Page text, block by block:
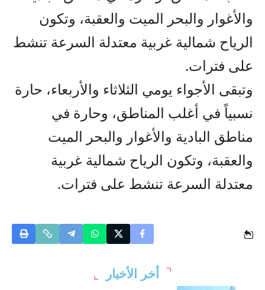
والأغوار والبحر الميت والعقبة، وتكون
الرياح شمالية غربية معتدلة السرعة تنشط
على فترات.
وتبقى الأجواء يومي الثلاثاء والأربعاء، حارة
نسبياً في أغلب المناطق، وحارة في
مناطق البادية والأغوار والبحر الميت
والعقبة، وتكون الرياح شمالية غربية
معتدلة السرعة تنشط على فترات.
أخر الأخبار